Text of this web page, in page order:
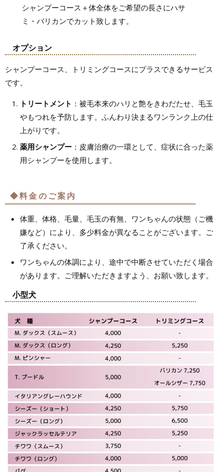
シャンプーコース＋体全体をご希望の長さにハサ
ミ・バリカンでカット致します。
オプション
シャンプーコース、トリミングコースにプラスできるサービス
です。
トリートメント ：被毛本来のハリと艶をきわだたせ、毛玉
やもつれを予防します。ふんわり決まるワンランク上の仕
上がりです。
薬用シャンプー ：皮膚治療の一環として、症状に合った薬
用シャンプーを使用します。
◆料金のご案内
体重、体格、毛量、毛玉の有無、ワンちゃんの状態（ご機
嫌など）により、多少料金が異なることがございます。ご
了承ください。
ワンちゃんの体調により、途中で中断させていただく場合
があります。ご理解いただきますよう、お願い致します。
小型犬